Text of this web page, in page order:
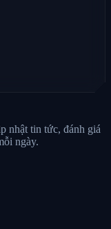
nhật tin tức, đánh giá
ngày.